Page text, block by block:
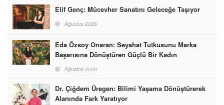
Elif Genç: Mücevher Sanatını Geleceğe Taşıyor
Ağustos 2026
Eda Özsoy Onaran: Seyahat Tutkusunu Marka
Başarısına Dönüştüren Güçlü Bir Kadın
Ağustos 2026
Dr. Çiğdem Üregen: Bilimi Yaşama Dönüştürerek
Alanında Fark Yaratıyor